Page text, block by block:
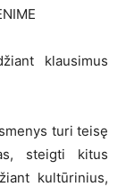
klausimus
turi teisę
steigti kitus
kultūrinius,